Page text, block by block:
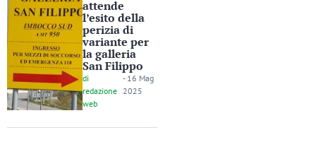
attende
l’esito della
perizia di
variante per
la galleria
San Filippo
di
redazione
web
- 16 Mag
2025